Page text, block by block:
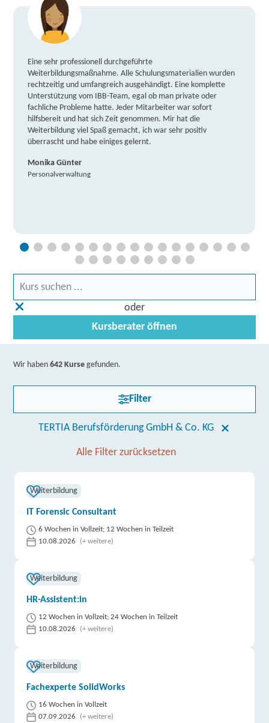
Eine sehr professionell durchgeführte
Weiterbildungsmaßnahme. Alle Schulungsmaterialien wurden
rechtzeitig und umfangreich ausgehändigt. Eine komplette
Unterstützung vom IBB-Team, egal ob man private oder
fachliche Probleme hatte. Jeder Mitarbeiter war sofort
hilfsbereit und hat sich Zeit genommen. Mir hat die
Weiterbildung viel Spaß gemacht, ich war sehr positiv
überrascht und habe einiges gelernt.
Monika Günter
Personalverwaltung
oder
Kursberater öffnen
Wir haben642 Kurse gefunden.
Filter
TERTIA Berufsförderung GmbH & Co. KG
Alle Filter zurücksetzen
Weiterbildung
IT Forensic Consultant
6 Wochen in Vollzeit; 12 Wochen in Teilzeit
10.08.2026
(+ weitere)
Weiterbildung
HR-Assistent:in
12 Wochen in Vollzeit; 24 Wochen in Teilzeit
10.08.2026
(+ weitere)
Weiterbildung
Fachexperte SolidWorks
16 Wochen in Vollzeit
07.09.2026
(+ weitere)